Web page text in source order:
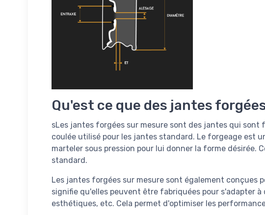
Qu'est ce que des jantes
sLes jantes forgées sur mesure sont des jantes qui
coulée utilisé pour les jantes standard. Le forgeage est
marteler sous pression pour lui donner la forme désirée.
standard.
Les jantes forgées sur mesure sont également conçues
signifie qu'elles peuvent être fabriquées pour s'adapter
esthétiques, etc. Cela permet d'optimiser les